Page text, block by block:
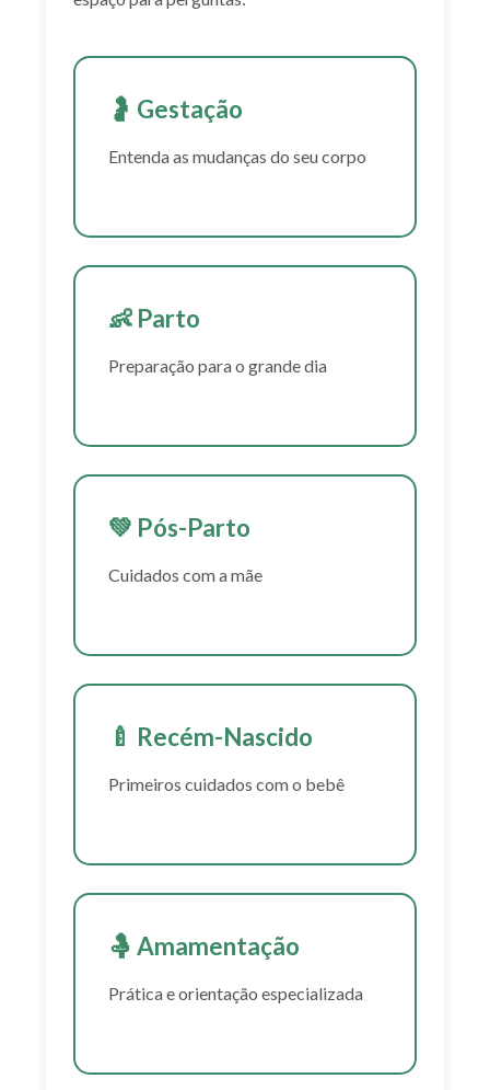
🤰 Gestação
Entenda as mudanças do seu corpo
👶 Parto
Preparação para o grande dia
💚 Pós-Parto
Cuidados com a mãe
🍼 Recém-Nascido
Primeiros cuidados com o bebê
🤱 Amamentação
Prática e orientação especializada